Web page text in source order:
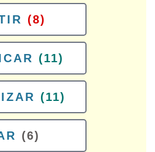
(8)
(11)
(11)
(6)